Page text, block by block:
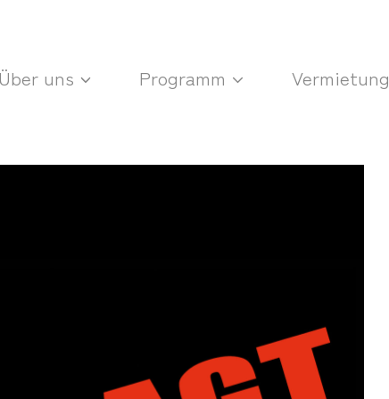
Über uns Programm Vermietung